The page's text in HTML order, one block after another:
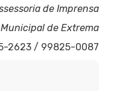
de Imprensa
de Extrema
2623 / 99825-0087